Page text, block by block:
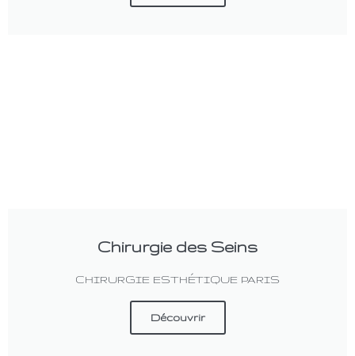
Chirurgie des Seins
CHIRURGIE ESTHÉTIQUE PARIS
Découvrir